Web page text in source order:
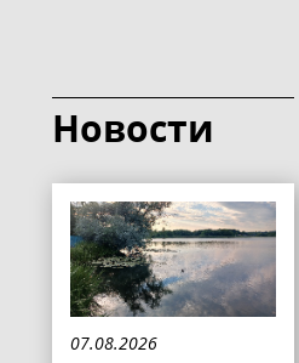
Новости
07.08.2026